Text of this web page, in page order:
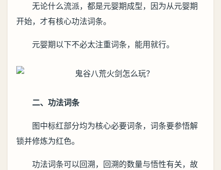
无论什么流派，都是元婴期成型，因为从元婴期
开始，才有核心功法词条。
元婴期以下不必太注重词条，能用就行。
二、功法词条
图中标红部分均为核心必要词条，词条要参悟解
锁并修炼为红色。
功法词条可以回溯，回溯的数量与悟性有关，故